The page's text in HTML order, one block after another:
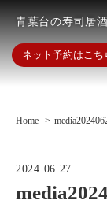
青葉台の寿司居
ネット予約はこち
Home
2024.06.27